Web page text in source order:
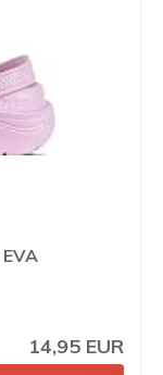
14,95 EUR